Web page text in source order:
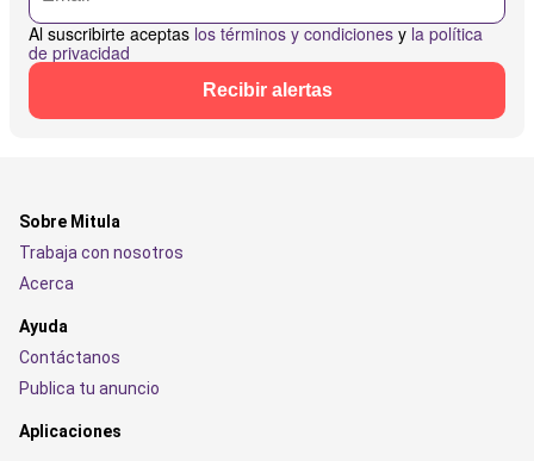
Al suscribirte aceptas los términos y condiciones y la política
de privacidad
Recibir alertas
Sobre Mitula
Trabaja con nosotros
Acerca
Ayuda
Contáctanos
Publica tu anuncio
Aplicaciones